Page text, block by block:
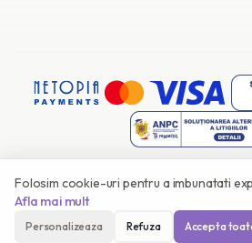
©2026
Facut cu
in
Folosim cookie-uri pentru a imbunatati
Afla mai mult
Personalizeaza Refuza Accepta